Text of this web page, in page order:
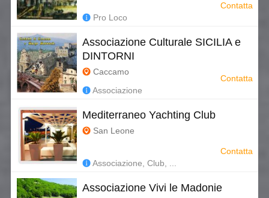
Pro Loco
Contatta
Associazione Culturale SICILIA e
DINTORNI
Caccamo
Associazione
Contatta
Mediterraneo Yachting Club
San Leone
Associazione, Club, ...
Contatta
Associazione Vivi le Madonie